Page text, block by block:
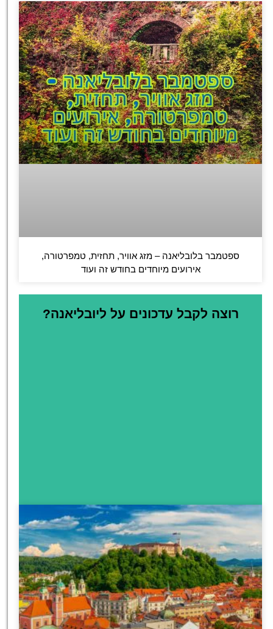
ספטמבר בלובליאנה – מזג אוויר, תחזית, טמפרטורה,
אירועים מיוחדים בחודש זה ועוד
רוצה לקבל עדכונים על ליובליאנה?